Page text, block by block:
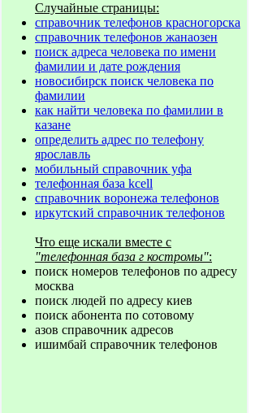
Случайные страницы:
справочник телефонов красногорска
справочник телефонов жанаозен
поиск адреса человека по имени
фамилии и дате рождения
новосибирск поиск человека по
фамилии
как найти человека по фамилии в
казане
определить адрес по телефону
ярославль
мобильный справочник уфа
телефонная база kcell
справочник воронежа телефонов
иркутский справочник телефонов
Что еще искали вместе с
"телефонная база г костромы":
поиск номеров телефонов по адресу
москва
поиск людей по адресу киев
поиск абонента по сотовому
азов справочник адресов
ишимбай справочник телефонов